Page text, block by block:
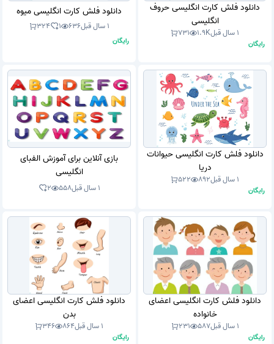
دانلود فلش کارت انگلیسی حروف
انگلیسی
1 سال قبل 1.9K
731
رایگان
دانلود فلش کارت انگلیسی میوه
1 سال قبل 636
1
324
رایگان
دانلود فلش کارت انگلیسی حیوانات
دریا
1 سال قبل 892
522
رایگان
بازی آنلاین برای آموزش الفبای
انگلیسی
1 سال قبل 558
2
دانلود فلش کارت انگلیسی اعضای
خانواده
1 سال قبل 587
231
رایگان
دانلود فلش کارت انگلیسی اعضای
بدن
1 سال قبل 864
346
رایگان